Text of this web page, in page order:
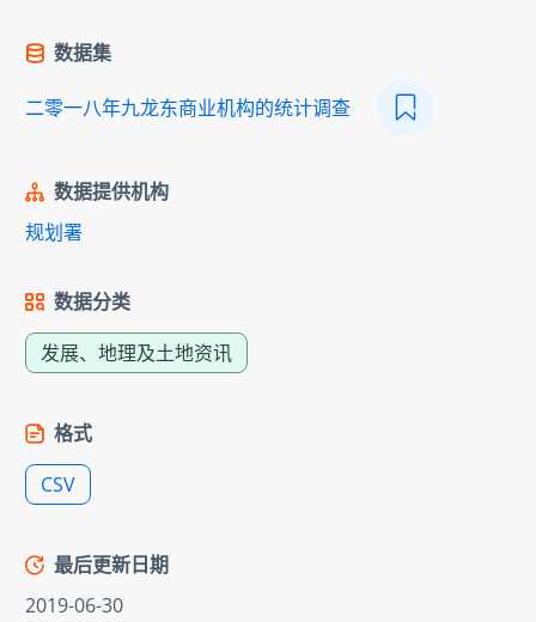
数据集
二零一八年九龙东商业机构的统计调查
数据提供机构
规划署
数据分类
发展、地理及土地资讯
格式
CSV
最后更新日期
2019-06-30